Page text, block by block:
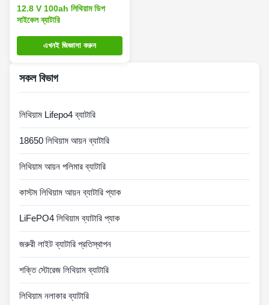
12.8 V 100ah লিথিয়াম ডিপ
সাইকেল ব্যাটারি
এখনই জিজ্ঞাসা করুন
সকল বিভাগ
লিথিয়াম Lifepo4 ব্যাটারি
18650 লিথিয়াম আয়ন ব্যাটারি
লিথিয়াম আয়ন পলিমার ব্যাটারি
কাস্টম লিথিয়াম আয়ন ব্যাটারি প্যাক
LiFePO4 লিথিয়াম ব্যাটারি প্যাক
জরুরী লাইট ব্যাটারি প্রতিস্থাপন
শক্তি স্টোরেজ লিথিয়াম ব্যাটারি
লিথিয়াম নলাকার ব্যাটারি